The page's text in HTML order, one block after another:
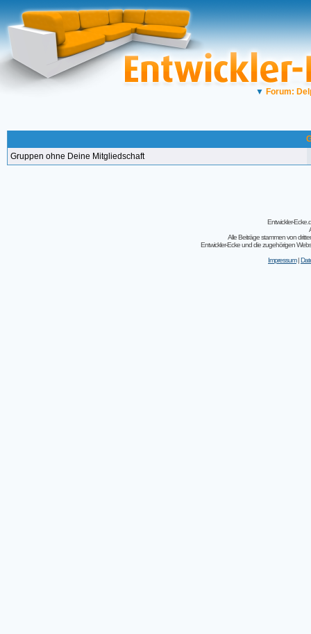
▼ Forum:
Gruppen ohne Deine Mitgliedschaft
Entwickler-
Alle Beiträge stammen von
Entwickler-Ecke und die zugehörigen
Impressum|